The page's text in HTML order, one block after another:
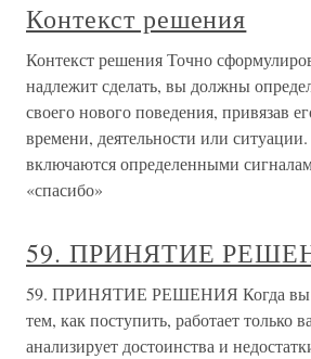
Контекст решения
Контекст решения Точно
надлежит сделать, вы должны
своего нового поведения, привязав
времени, деятельности или
включаются определенными
«спасибо»
59. ПРИНЯТИЕ
59. ПРИНЯТИЕ РЕШЕНИЯ Когда вы
тем, как поступить, работает только
анализирует достоинства и